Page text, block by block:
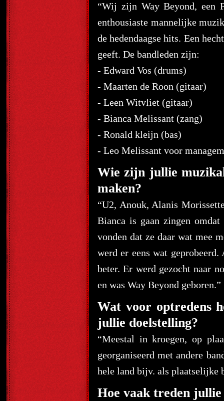
“Wij zijn Way Beyond, een
enthousiaste mannelijke
de hedendaagse hits. Een
geeft. De bandleden zijn:
- Edward Vos (drums)
- Maarten de Roon (gitaar)
- Leen Witvliet (gitaar)
- Bianca Melissant (zang)
- Ronald kleijn (bas)
- Leo Melissant voor
Wie zijn jullie
maken?
“U2, Anouk, Alanis
Bianca is gaan zingen
vonden dat ze daar wat mee
werd er eens wat
beter. Er werd gezocht naar
en was Way Beyond geboren.”
Wat voor optredens
jullie doelstelling?
“Meestal in kroegen, op
georganiseerd met andere
hele land bijv. als plaatselijke
Hoe vaak treden